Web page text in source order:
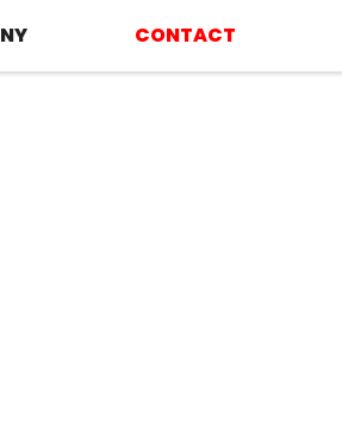
CONTACT